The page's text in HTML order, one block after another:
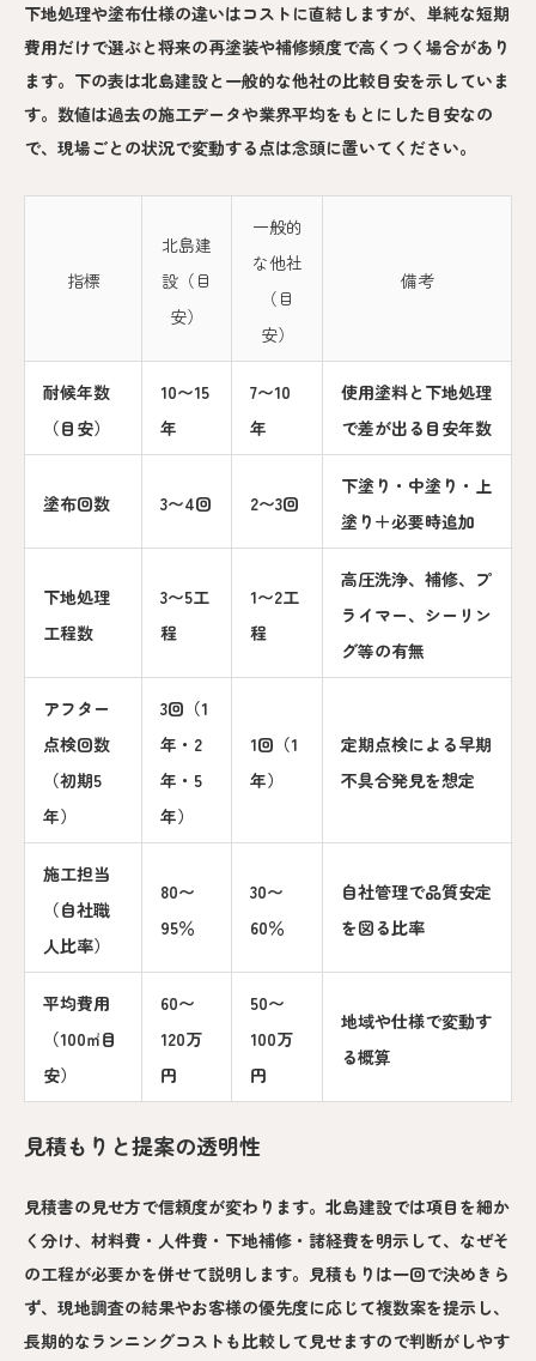
下地処理や塗布仕様の違いはコストに直結しますが、単純な短期
費用だけで選ぶと将来の再塗装や補修頻度で高くつく場合があり
ます。下の表は北島建設と一般的な他社の比較目安を示していま
す。数値は過去の施工データや業界平均をもとにした目安なの
で、現場ごとの状況で変動する点は念頭に置いてください。
指標
北島建
設（目
安）
一般的
な他社
（目
安）
備考
耐候年数
（目安）
10〜15
年
7〜10
年
使用塗料と下地処理
で差が出る目安年数
塗布回数 3〜4回 2〜3回
下塗り・中塗り・上
塗り＋必要時追加
下地処理
工程数
3〜5工
程
1〜2工
程
高圧洗浄、補修、プ
ライマー、シーリン
グ等の有無
アフター
点検回数
（初期5
年）
3回（1
年・2
年・5
年）
1回（1
年）
定期点検による早期
不具合発見を想定
施工担当
（自社職
人比率）
80〜
95％
30〜
60％
自社管理で品質安定
を図る比率
平均費用
（100㎡目
安）
60〜
120万
円
50〜
100万
円
地域や仕様で変動す
る概算
見積もりと提案の透明性
見積書の見せ方で信頼度が変わります。北島建設では項目を細か
く分け、材料費・人件費・下地補修・諸経費を明示して、なぜそ
の工程が必要かを併せて説明します。見積もりは一回で決めきら
ず、現地調査の結果やお客様の優先度に応じて複数案を提示し、
長期的なランニングコストも比較して見せますので判断がしやす